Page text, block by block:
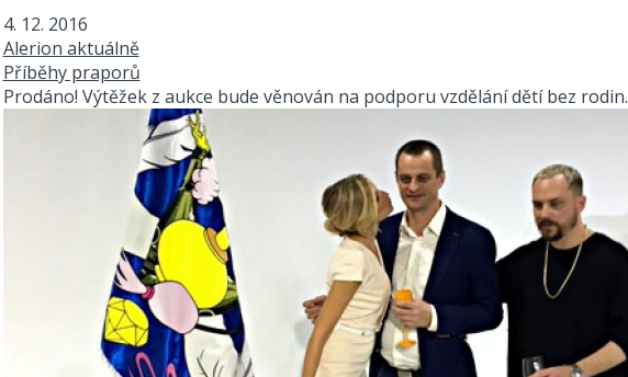
4. 12. 2016
Alerion aktuálně
Příběhy praporů
Prodáno! Výtěžek z aukce bude věnován na podporu vzdělání dětí bez rodin.